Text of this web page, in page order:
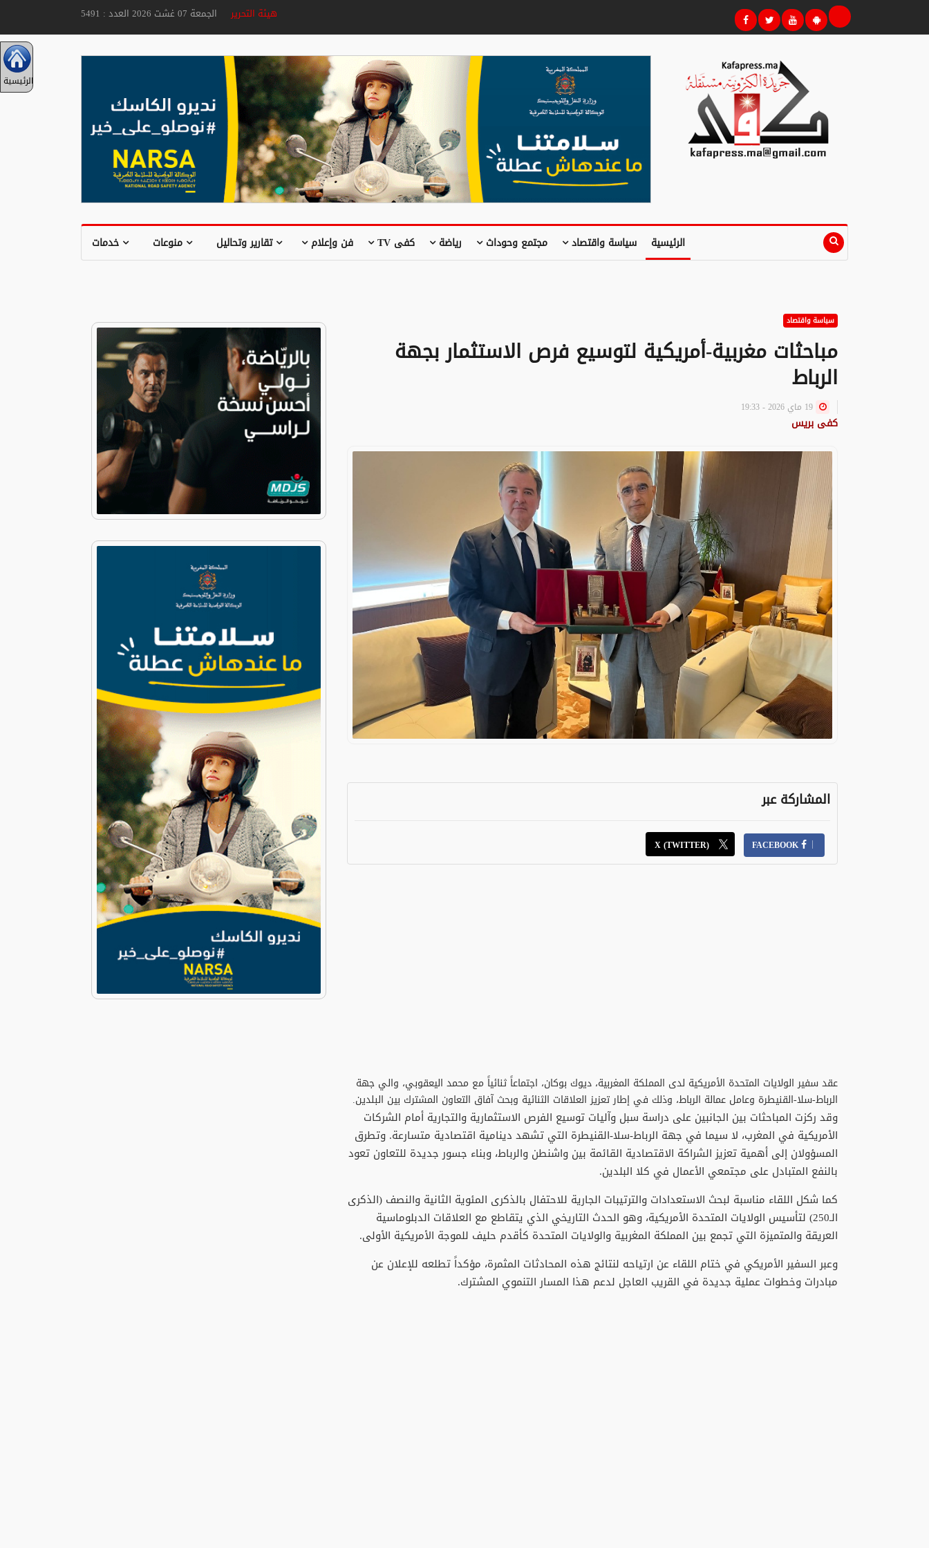
هيئة التحريرالجمعة 07 غشت 2026 العدد : 5491
الرئيسية سياسة واقتصاد مجتمع وحوداث رياضة كفى TV فن وإعلام تقارير وتحاليل منوعات خدمات
الرئيسية
سياسة واقتصاد
مباحثات مغربية-أمريكية لتوسيع فرص الاستثمار بجهة
الرباط
كفى بريس
المشاركة عبر
FACEBOOK
X (TWITTER)
عقد سفير الولايات المتحدة الأمريكية لدى المملكة المغربية، ديوك بوكان، اجتماعاً ثنائياً مع محمد اليعقوبي، والي جهة
الرباط-سلا-القنيطرة وعامل عمالة الرباط، وذلك في إطار تعزيز العلاقات الثنائية وبحث آفاق التعاون المشترك بين البلدين.
وقد ركزت المباحثات بين الجانبين على دراسة سبل وآليات توسيع الفرص الاستثمارية والتجارية أمام الشركات
الأمريكية في المغرب، لا سيما في جهة الرباط-سلا-القنيطرة التي تشهد دينامية اقتصادية متسارعة. وتطرق
المسؤولان إلى أهمية تعزيز الشراكة الاقتصادية القائمة بين واشنطن والرباط، وبناء جسور جديدة للتعاون تعود
بالنفع المتبادل على مجتمعي الأعمال في كلا البلدين.
كما شكل اللقاء مناسبة لبحث الاستعدادات والترتيبات الجارية للاحتفال بالذكرى المئوية الثانية والنصف (الذكرى
الـ250) لتأسيس الولايات المتحدة الأمريكية، وهو الحدث التاريخي الذي يتقاطع مع العلاقات الدبلوماسية
العريقة والمتميزة التي تجمع بين المملكة المغربية والولايات المتحدة كأقدم حليف للموجة الأمريكية الأولى.
وعبر السفير الأمريكي في ختام اللقاء عن ارتياحه لنتائج هذه المحادثات المثمرة، مؤكداً تطلعه للإعلان عن
مبادرات وخطوات عملية جديدة في القريب العاجل لدعم هذا المسار التنموي المشترك.